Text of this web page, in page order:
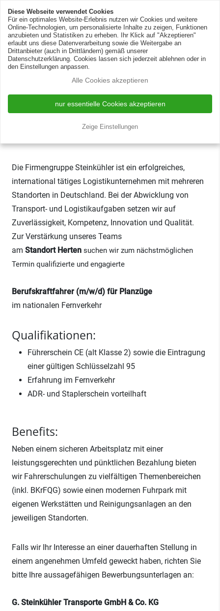
Zur Silotank-Reinigung
Berufskraftfahrer (m/w/d)
Fernverkehr Planenzüge für
Standort Herten
Die Firmengruppe Steinkühler ist ein erfolgreiches,
international tätiges Logistikunternehmen mit mehreren
Standorten in Deutschland. Bei der Abwicklung von
Transport- und Logistikaufgaben setzen wir auf
Zuverlässigkeit, Kompetenz, Innovation und Qualität.
Zur Verstärkung unseres Teams
am Standort Herten suchen wir zum nächstmöglichen
Termin qualifizierte und engagierte
Berufskraftfahrer (m/w/d) für Planzüge
im nationalen Fernverkehr
Qualifikationen:
Führerschein CE (alt Klasse 2) sowie die Eintragung
einer gültigen Schlüsselzahl 95
Erfahrung im Fernverkehr
ADR- und Staplerschein vorteilhaft
Benefits:
Neben einem sicheren Arbeitsplatz mit einer
leistungsgerechten und pünktlichen Bezahlung bieten
wir Fahrerschulungen zu vielfältigen Themenbereichen
(inkl. BKrFQG) sowie einen modernen Fuhrpark mit
eigenen Werkstätten und Reinigungsanlagen an den
jeweiligen Standorten.
Falls wir Ihr Interesse an einer dauerhaften Stellung in
einem angenehmen Umfeld geweckt haben, richten Sie
bitte Ihre aussagefähigen Bewerbungsunterlagen an:
G. Steinkühler Transporte GmbH & Co. KG
Diese Webseite verwendet Cookies
Für ein optimales Website-Erlebnis nutzen wir Cookies und weitere
Online-Technologien, um personalisierte Inhalte zu zeigen, Funktionen
anzubieten und Statistiken zu erheben. Ihr Klick auf "Akzeptieren"
erlaubt uns diese Datenverarbeitung sowie die Weitergabe an
Drittanbieter (auch in Drittländern) gemäß unserer
Datenschutzerklärung. Cookies lassen sich jederzeit ablehnen oder in
den Einstellungen anpassen.
Alle Cookies akzeptieren
nur essentielle Cookies akzeptieren
Zeige Einstellungen